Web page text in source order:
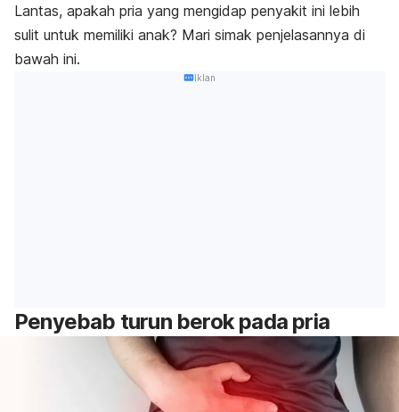
Lantas, apakah pria yang mengidap penyakit ini lebih
sulit untuk memiliki anak? Mari simak penjelasannya di
bawah ini.
Iklan
Penyebab turun berok pada pria